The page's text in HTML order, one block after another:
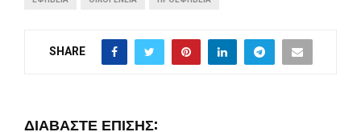
SHARE
ΔΙΑΒΆΣΤΕ ΕΠΊΣΗΣ: